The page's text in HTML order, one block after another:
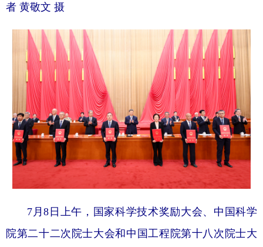
者 黄敬文 摄
7月8日上午，国家科学技术奖励大会、中国科学
院第二十二次院士大会和中国工程院第十八次院士大